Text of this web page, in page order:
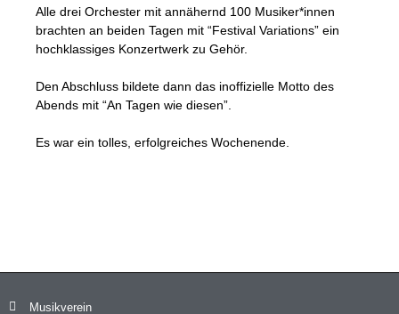
Alle drei Orchester mit annähernd 100 Musiker*innen
brachten an beiden Tagen mit “Festival Variations” ein
hochklassiges Konzertwerk zu Gehör.
Den Abschluss bildete dann das inoffizielle Motto des
Abends mit “An Tagen wie diesen”.
Es war ein tolles, erfolgreiches Wochenende.
Musikverein